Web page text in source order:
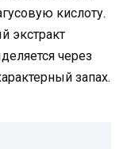
кислоту.
экстракт
через
запах.